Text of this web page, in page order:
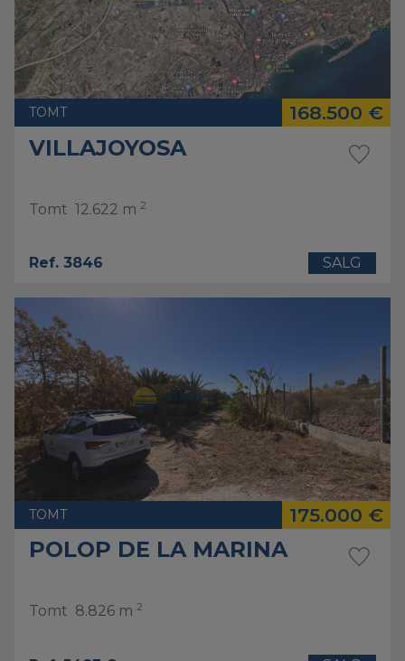
TOMT 168.500 €
VILLAJOYOSA
Tomt 12.622 m 2
Ref. 3846 SALG
TOMT 175.000 €
POLOP DE LA MARINA
Tomt 8.826 m 2